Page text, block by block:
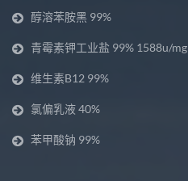
醇溶苯胺黑 99%
青霉素钾工业盐 99% 1588u/mg
维生素B12 99%
氯偏乳液 40%
苯甲酸钠 99%